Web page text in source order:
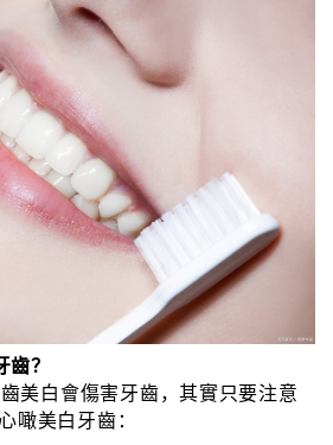
？
美白會傷害牙齒，其實只要注意
噉美白牙齒：